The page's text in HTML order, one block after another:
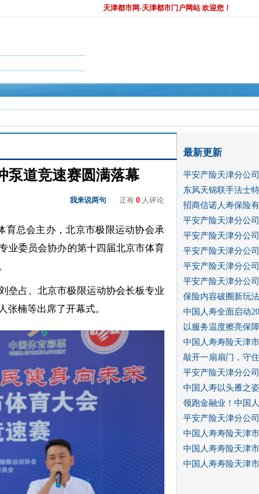
天津都市网-天津都市门户网站 欢迎您！
泵道竞速赛圆满落幕
正有 0人评论
我来说两句
育总会主办，北京市极限运动协会承
业委员会协办的第十四届北京市体育
垒占、北京市极限运动协会长板专业
张楠等出席了开幕式。
最新更新
平安产险天津分公
东风天锦联手法士
招商信诺人寿保险
平安产险天津分公
平安产险天津分公
平安产险天津分公
平安产险天津分公
平安产险天津分公
保险内容破圈新玩
中国人寿全面启动
以服务温度擦亮保
中国人寿寿险天津
敲开一扇扇门，守
平安产险天津分公
中国人寿以头雁之
领跑金融业！中国
平安产险天津分公
中国人寿寿险天津
中国人寿寿险天津
中国人寿寿险天津